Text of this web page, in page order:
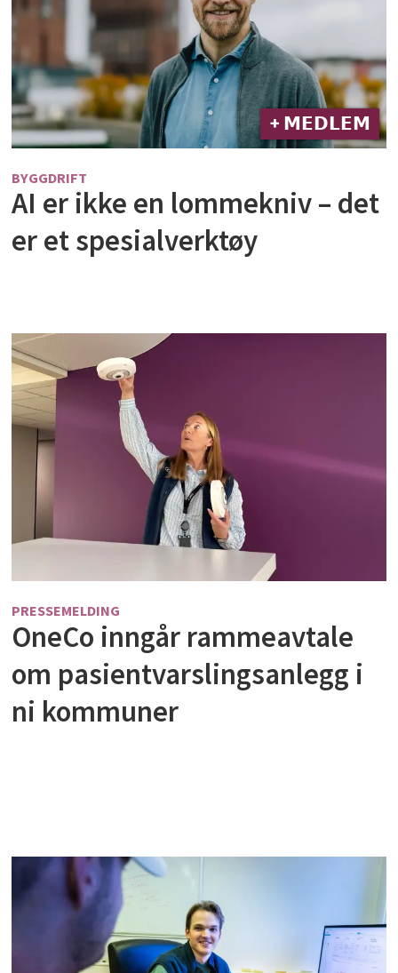
+ 𝗠𝗘𝗗𝗟𝗘𝗠
BYGGDRIFT
AI er ikke en lommekniv – det
er et spesialverktøy
PRESSEMELDING
OneCo inngår rammeavtale
om pasientvarslingsanlegg i
ni kommuner